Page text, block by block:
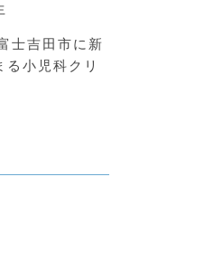
士吉田市に新
る小児科クリ